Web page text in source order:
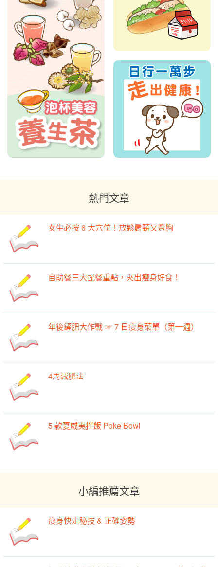
熱門文章
女生必按 6 大穴位！放鬆肩頸又豐胸
自助餐三大配餐重點，夾出瘦身好食！
年後鏟肥大作戰 ☞ 7 日瘦身菜單（第一週）
4周減肥法
5 款夏威夷拌飯 Poke Bowl
小編推薦文章
瘦身快走秘技 & 正確姿勢